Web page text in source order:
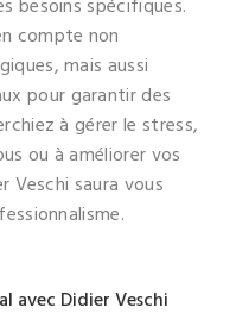
besoins spécifiques.
compte non
mais aussi
pour garantir des
à gérer le stress,
ou à améliorer vos
Veschi saura vous
avec Didier Veschi